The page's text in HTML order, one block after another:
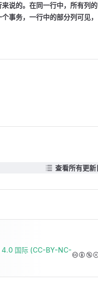
说的。在同一行中，所有列的
事务，一行中的部分列可见，
查看所有更新
4.0 国际 (CC-BY-NC-